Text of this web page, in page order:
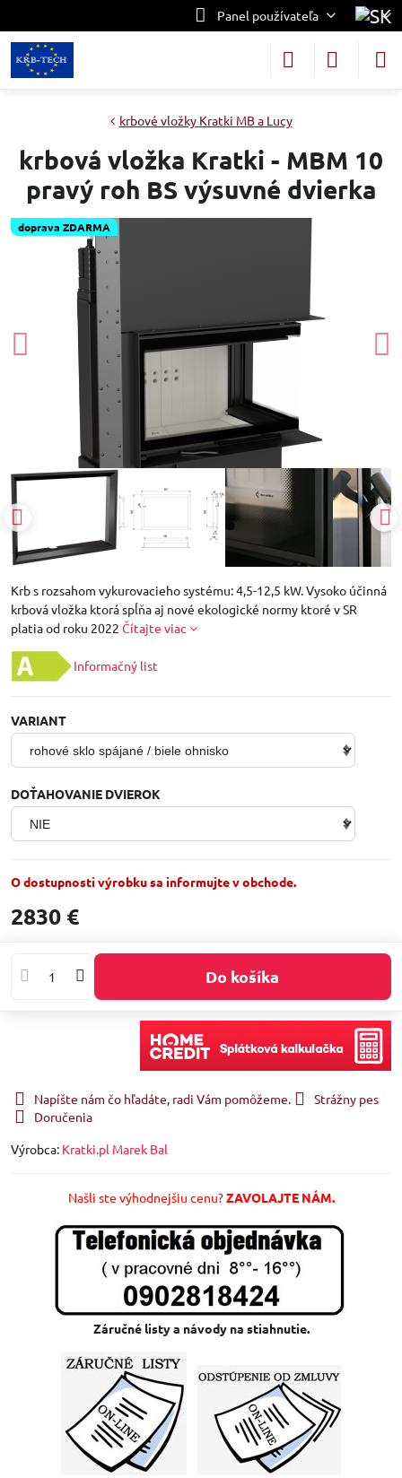
Panel používateľa
doprava ZDARMA
krbové vložky Kratki MB a Lucy
krbová vložka Kratki - MBM 10
pravý roh BS výsuvné dvierka
Krb s rozsahom vykurovacieho systému: 4,5-12,5 kW. Vysoko účinná
krbová vložka ktorá spĺňa aj nové ekologické normy ktoré v SR
platia od roku 2022 Čítajte viac
Informačný list
VARIANT
DOŤAHOVANIE DVIEROK
O dostupnosti výrobku sa informujte v obchode.
2830 €
Do košíka
Napíšte nám čo hľadáte, radi Vám pomôžeme.
Strážny pes
Doručenia
Výrobca: Kratki.pl Marek Bal
Našli ste výhodnejšiu cenu?ZAVOLAJTE NÁM.
Záručné listy a návody na stiahnutie.